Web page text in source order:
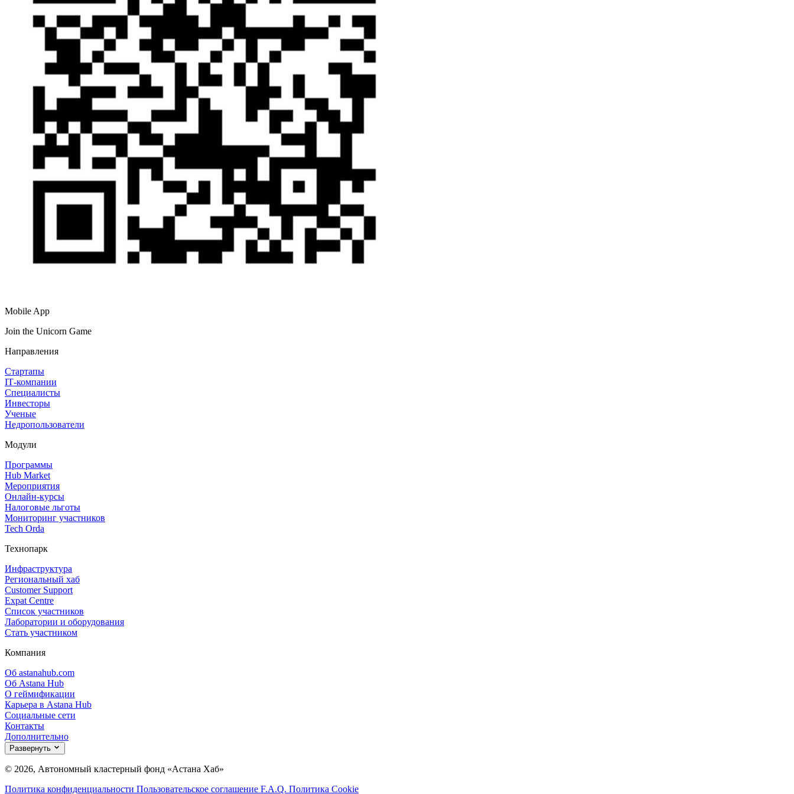
Mobile App
Join the Unicorn Game
Направления
Стартапы
IT‑компании
Специалисты
Инвесторы
Ученые
Недропользователи
Модули
Программы
Hub Market
Мероприятия
Онлайн‑курсы
Налоговые льготы
Мониторинг участников
Tech Orda
Технопарк
Инфраструктура
Региональный хаб
Customer Support
Expat Centre
Список участников
Лаборатории и оборудования
Стать участником
Компания
Об astanahub.com
Об Astana Hub
О геймификации
Карьера в Astana Hub
Социальные сети
Контакты
Дополнительно
Развернуть
© 2026, Автономный кластерный фонд «Астана Хаб»
Политика конфиденциальности Пользовательское соглашение F.A.Q. Политика Cookie